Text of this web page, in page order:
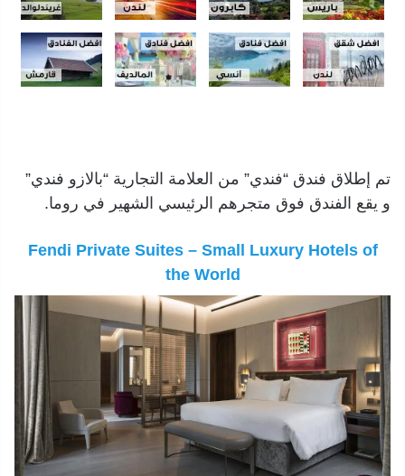
تم إطلاق فندق “فندي” من العلامة التجارية “بالازو فندي”
و يقع الفندق فوق متجرهم الرئيسي الشهير في روما.
Fendi Private Suites – Small Luxury Hotels of
the World